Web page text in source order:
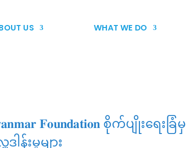
US WHAT WE DO
𝐅𝐨𝐮𝐧𝐝𝐚𝐭𝐢𝐨𝐧 စိုက်ပျိုးရေးခြံမှ
န်းမှုများ